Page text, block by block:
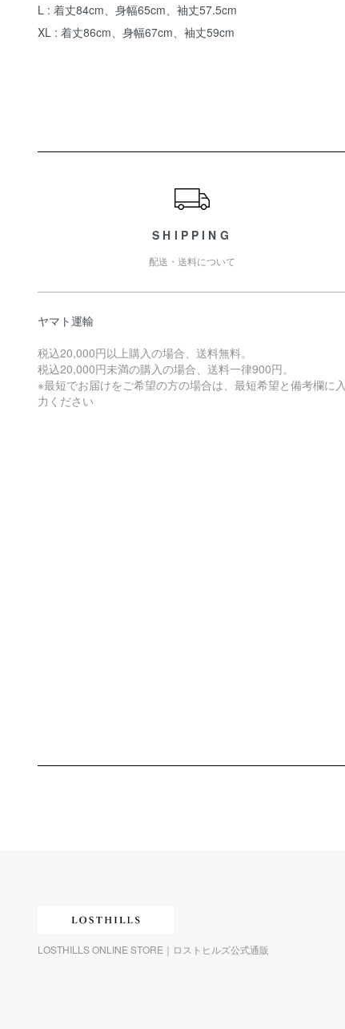
L : 着丈84cm、身幅65cm、袖丈57.5cm
XL : 着丈86cm、身幅67cm、袖丈59cm
SHIPPING
配送・送料について
ヤマト運輸
税込20,000円以上購入の場合、送料無料。
税込20,000円未満の購入の場合、送料一律900円。
※最短でお届けをご希望の方の場合は、最短希望と備考欄に入
力ください
LOSTHILLS ONLINE STORE｜ロストヒルズ公式通販